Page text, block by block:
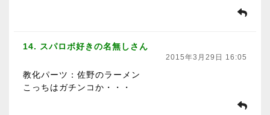
14. スパロボ好きの名無しさん
2015年3月29日 16:05
教化パーツ：佐野のラーメン
こっちはガチンコか・・・